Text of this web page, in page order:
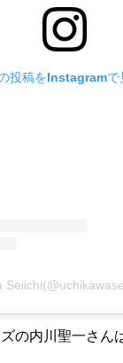
投稿をInstagramで
の内川聖一さん